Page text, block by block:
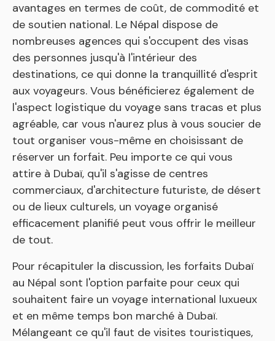
avantages en termes de coût, de commodité et
de soutien national. Le Népal dispose de
nombreuses agences qui s'occupent des visas
des personnes jusqu'à l'intérieur des
destinations, ce qui donne la tranquillité d'esprit
aux voyageurs. Vous bénéficierez également de
l'aspect logistique du voyage sans tracas et plus
agréable, car vous n'aurez plus à vous soucier de
tout organiser vous-même en choisissant de
réserver un forfait. Peu importe ce qui vous
attire à Dubaï, qu'il s'agisse de centres
commerciaux, d'architecture futuriste, de désert
ou de lieux culturels, un voyage organisé
efficacement planifié peut vous offrir le meilleur
de tout.
Pour récapituler la discussion, les forfaits Dubaï
au Népal sont l'option parfaite pour ceux qui
souhaitent faire un voyage international luxueux
et en même temps bon marché à Dubaï.
Mélangeant ce qu'il faut de visites touristiques,